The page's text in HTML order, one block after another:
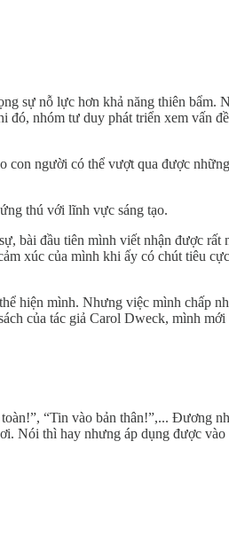
sự nỗ lực hơn khả năng thiên bẩm.
nhóm tư duy phát triển xem vấn
người có thể vượt qua được
thú với lĩnh vực sáng tạo.
bài đầu tiên mình viết nhận được rất
xúc của mình khi ấy có chút tiêu
hiện mình. Nhưng việc mình chấp
của tác giả Carol Dweck, mình mới
“Tin vào bản thân!”,... Đương
Nói thì hay nhưng áp dụng được